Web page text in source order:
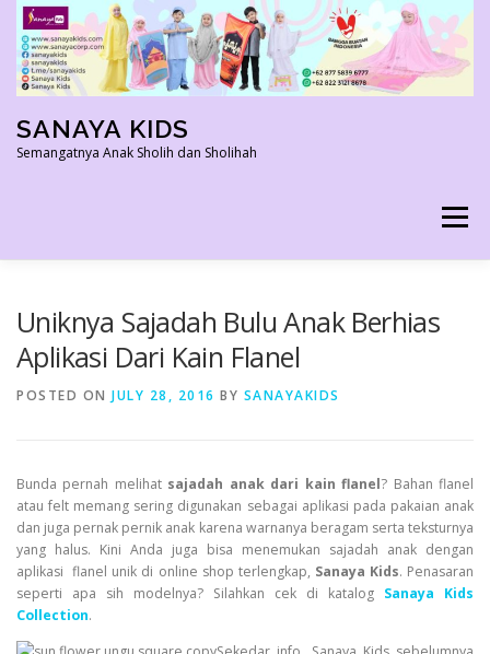
Skip
content
SANAYA KIDS
Semangatnya Anak Sholih dan Sholihah
Menu
Uniknya Sajadah Bulu Anak Berhias
Aplikasi Dari Kain Flanel
POSTED ON JULY 28, 2016 BY SANAYAKIDS
Bunda pernah melihat sajadah anak dari kain flanel? Bahan flanel
atau felt memang sering digunakan sebagai aplikasi pada pakaian anak
dan juga pernak pernik anak karena warnanya beragam serta teksturnya
yang halus. Kini Anda juga bisa menemukan sajadah anak dengan
aplikasi flanel unik di online shop terlengkap, Sanaya Kids. Penasaran
seperti apa sih modelnya? Silahkan cek di katalog Sanaya Kids
Collection.